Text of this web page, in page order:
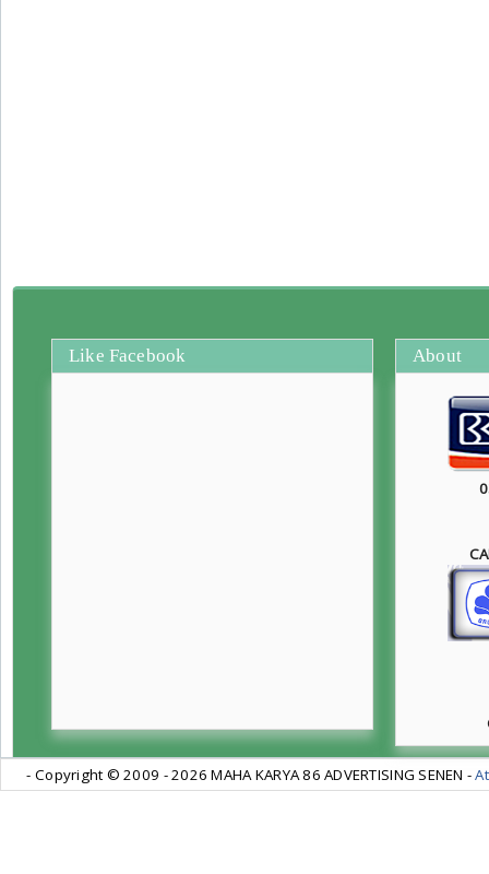
Like Facebook About
- Copyright © 2009 -2026 MAHA KARYA 86 ADVERTISING SENEN -